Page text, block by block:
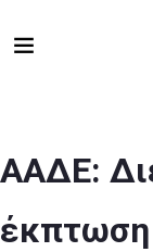
ΑΑΔΕ:
έκπτωση